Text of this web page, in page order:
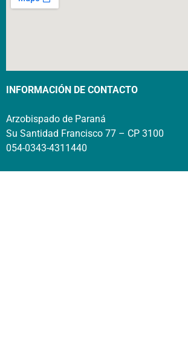
INFORMACIÓN DE CONTACTO
Arzobispado de Paraná
Su Santidad Francisco 77 – CP 3100
054-0343-4311440